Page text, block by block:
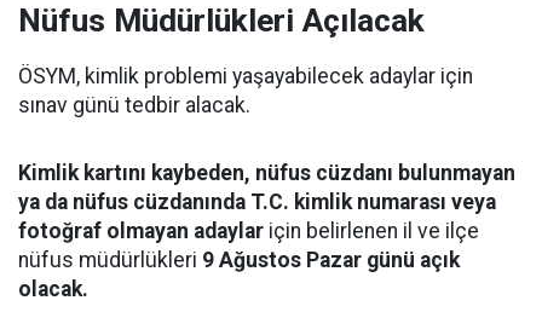
Nüfus Müdürlükleri Açılacak
ÖSYM, kimlik problemi yaşayabilecek adaylar için
sınav günü tedbir alacak.
Kimlik kartını kaybeden, nüfus cüzdanı bulunmayan
ya da nüfus cüzdanında T.C. kimlik numarası veya
fotoğraf olmayan adaylar için belirlenen il ve ilçe
nüfus müdürlükleri 9 Ağustos Pazar günü açık
olacak.